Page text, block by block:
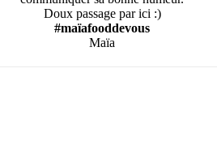
Doux passage par ici :)
#maïafooddevous
Maïa